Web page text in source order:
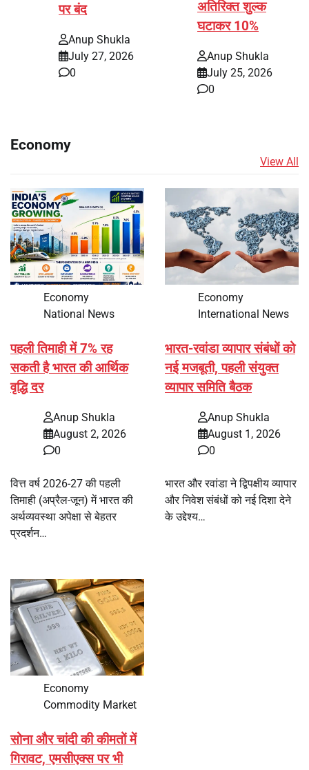
पर बंद
Anup Shukla
July 27, 2026
0
अतिरिक्त शुल्क
घटाकर 10%
Anup Shukla
July 25, 2026
0
Economy
View All
Economy
National News
पहली तिमाही में 7% रह
सकती है भारत की आर्थिक
वृद्धि दर
Anup Shukla
August 2, 2026
0
वित्त वर्ष 2026-27 की पहली
तिमाही (अप्रैल-जून) में भारत की
अर्थव्यवस्था अपेक्षा से बेहतर
प्रदर्शन…
Economy
International News
भारत-रवांडा व्यापार संबंधों को
नई मजबूती, पहली संयुक्त
व्यापार समिति बैठक
Anup Shukla
August 1, 2026
0
भारत और रवांडा ने द्विपक्षीय व्यापार
और निवेश संबंधों को नई दिशा देने
के उद्देश्य…
Economy
Commodity Market
सोना और चांदी की कीमतों में
गिरावट, एमसीएक्स पर भी